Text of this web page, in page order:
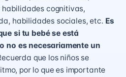
cognitivas,
habilidades sociales, etc. Es
si tu bebé se está
no es necesariamente un
que los niños se
por lo que es importante